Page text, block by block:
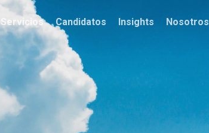
Servicios Candidatos Insights Nosotros